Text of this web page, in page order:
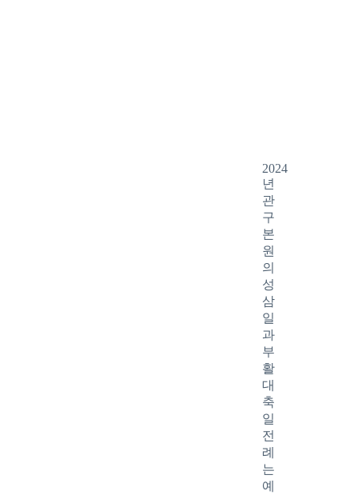
2024
년
관
구
본
원
의
성
삼
일
과
부
활
대
축
일
전
례
는
예